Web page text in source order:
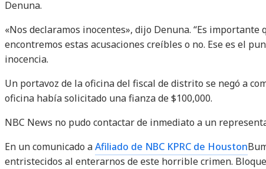
Denuna.
«Nos declaramos inocentes», dijo Denuna. “Es
encontremos estas acusaciones creíbles o no. Ese es el
inocencia.
Un portavoz de la oficina del fiscal de distrito se negó a
oficina había solicitado una fianza de $100,000.
NBC News no pudo contactar de inmediato a un
En un comunicado aAfiliado de NBC KPRC de Houston
entristecidos al enterarnos de este horrible crimen.